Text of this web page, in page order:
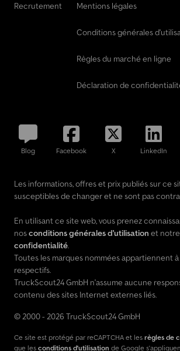
Recrutement Mentions légales
Conditions générales
Règles du marché en ligne
Déclaration de
Blog Facebook X LinkedIn
Les informations, offres et prix publiés sur ce
susceptibles de changer et ne sont pas
En utilisant ce site web, vous prenez
nosconditions générales d'utilisation et notre
confidentialité.
Toutes les marques nommées appartiennent
respectifs.
TruckScout24 GmbH n'assume aucune
contenu des sites Internet externes liés.
© 2000 - 2026 TruckScout24 GmbH
Ce site est protégé par reCAPTCHA et les règles de
que les conditions d'utilisation de Google